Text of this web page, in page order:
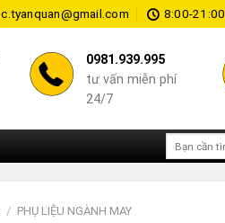
c.tyanquan@gmail.com 8:00-21:00
0981.939.995
tư vấn miễn phí
24/7
/ PHỤ LIỆU NGÀNH MAY